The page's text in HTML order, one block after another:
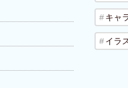
キャ
イラ